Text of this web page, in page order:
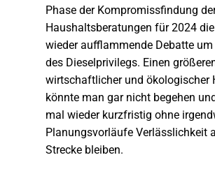
Phase der Kompromissfindung
Haushaltsberatungen für 2024
wieder aufflammende Debatte um
des Dieselprivilegs. Einen
wirtschaftlicher und ökologischer
könnte man gar nicht begehen
mal wieder kurzfristig ohne
Planungsvorläufe Verlässlichkeit
Strecke bleiben.